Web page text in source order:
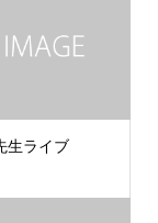
生ライブ